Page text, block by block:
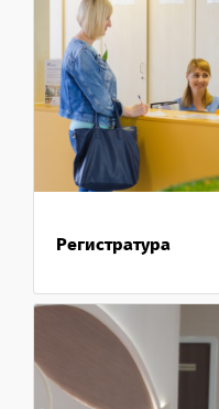
Регистратура